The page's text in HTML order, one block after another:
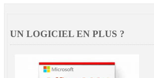
UN LOGICIEL EN PLUS ?